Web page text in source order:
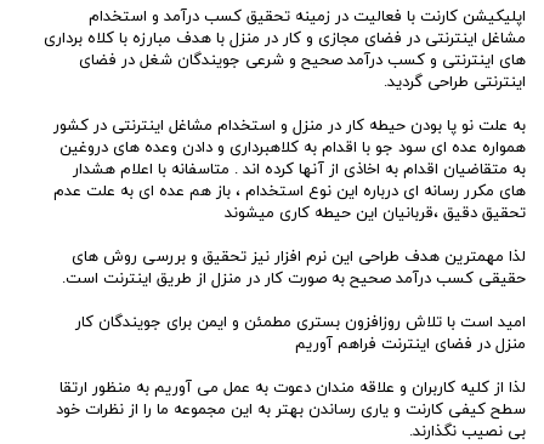
اپلیکیشن کارنت با فعالیت در زمینه تحقیق کسب درآمد و استخدام
مشاغل اینترنتی در فضای مجازی و کار در منزل با هدف مبارزه با کلاه برداری
های اینترنتی و کسب درآمد صحیح و شرعی جویندگان شغل در فضای
اینترنتی طراحی گردید.
به علت نو پا بودن حیطه کار در منزل و استخدام مشاغل اینترنتی در کشور
همواره عده ای سود جو با اقدام به کلاهبرداری و دادن وعده های دروغین
به متقاضیان اقدام به اخاذی از آنها کرده اند . متاسفانه با اعلام هشدار
های مکرر رسانه ای درباره این نوع استخدام ، باز هم عده ای به علت عدم
تحقیق دقیق ،قربانیان این حیطه کاری میشوند
لذا مهمترین هدف طراحی این نرم افزار نیز تحقیق و بررسی روش های
حقیقی کسب درآمد صحیح به صورت کار در منزل از طریق اینترنت است.
امید است با تلاش روزافزون بستری مطمئن و ایمن برای جویندگان کار
منزل در فضای اینترنت فراهم آوریم
لذا از کلیه کاربران و علاقه مندان دعوت به عمل می آوریم به منظور ارتقا
سطح کیفی کارنت و یاری رساندن بهتر به این مجموعه ما را از نظرات خود
بی نصیب نگذارند.